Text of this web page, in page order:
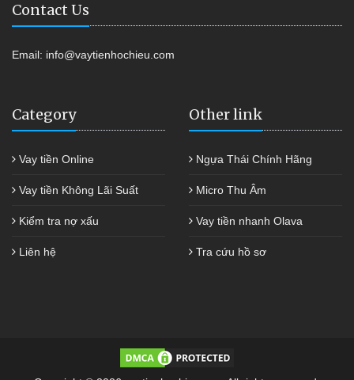
Contact Us
Email: info@vaytienhochieu.com
Category
Vay tiền Online
Vay tiền Không Lãi Suất
Kiểm tra nợ xấu
Liên hệ
Other link
Ngựa Thái Chính Hãng
Micro Thu Âm
Vay tiền nhanh Olava
Tra cứu hồ sơ